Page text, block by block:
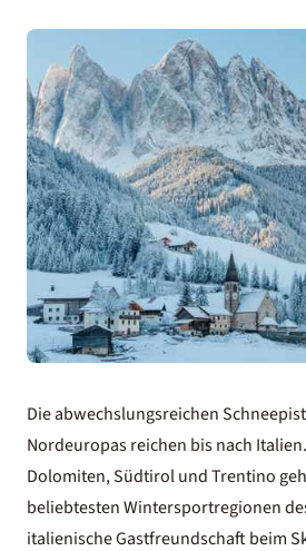
Die abwechslungsreichen
Nordeuropas reichen bis nach
Dolomiten, Südtirol und Trentino
beliebtesten Wintersportregionen
italienische Gastfreundschaft beim